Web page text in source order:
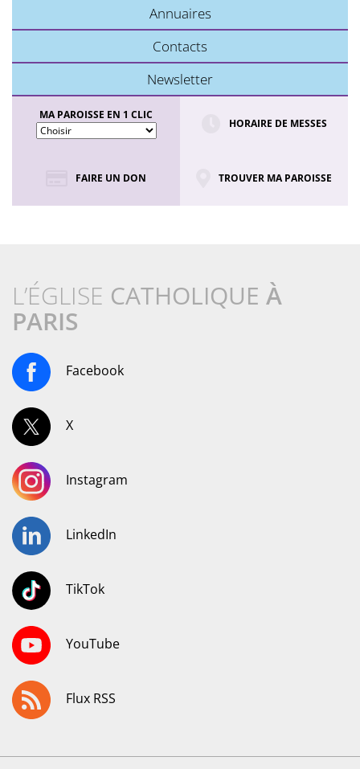
Annuaires
Contacts
Newsletter
MA PAROISSE EN 1 CLIC
HORAIRE DE MESSES
FAIRE UN DON TROUVER MA PAROISSE
L’ÉGLISE CATHOLIQUE À
PARIS
Facebook
X
Instagram
LinkedIn
TikTok
YouTube
Flux RSS